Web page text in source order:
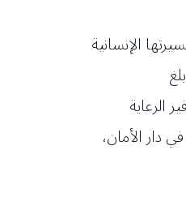
الإنسانية
(2019-2020) حيث بلغ
الرعاية
في دار الأمان،